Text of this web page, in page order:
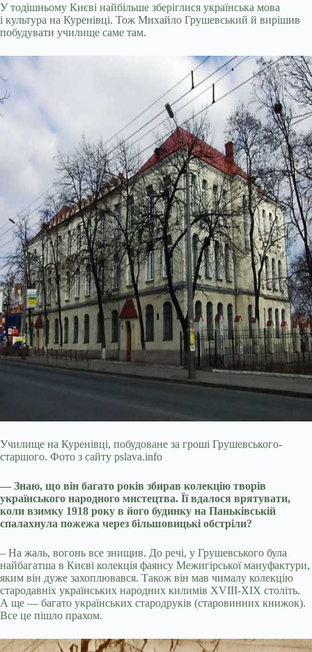
У тодішньому Києві найбільше зберіглися українська мова
і культура на Куренівці. Тож Михайло Грушевський й вирішив
побудувати училище саме там.
Училище на Куренівці, побудоване за гроші Грушевського-
старшого. Фото з сайту pslava.info
— Знаю, що він багато років збирав колекцію творів
українського народного мистецтва. Її вдалося врятувати,
коли взимку 1918 року в його будинку на Паньківській
спалахнула пожежа через більшовицькі обстріли?
– На жаль, вогонь все знищив. До речі, у Грушевського була
найбагатша в Києві колекція фаянсу Межигірської мануфактури,
яким він дуже захоплювався. Також він мав чималу колекцію
стародавніх українських народних килимів XVIII-XIX століть.
А ще — багато українських стародруків (старовинних книжок).
Все це пішло прахом.